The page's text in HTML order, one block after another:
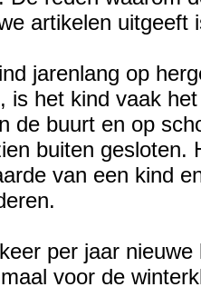
artikelen uitgeeft
jarenlang op
is het kind vaak
de buurt en op
buiten gesloten.
van een kind
per jaar nieuwe
voor de